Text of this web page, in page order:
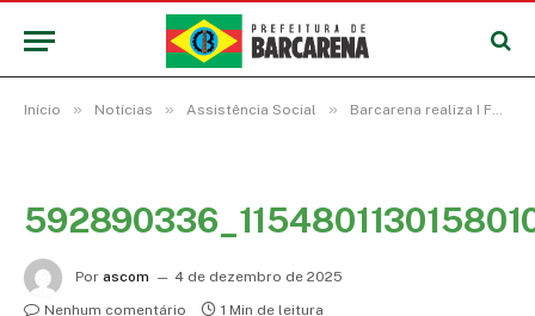
Início » Notícias » Assistência Social » Barcarena realiza I Fórum Comunitário do selo UNICEF – Edição 2025–2028
Por ascom
4 de dezembro de 2025
Nenhum comentário
1 Min de leitura